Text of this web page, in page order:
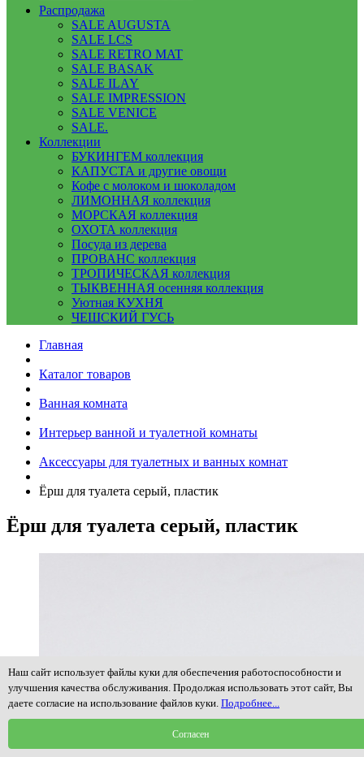
Распродажа
SALE AUGUSTA
SALE LCS
SALE RETRO MAT
SALE BASAK
SALE ILAY
SALE IMPRESSION
SALE VENICE
SALE.
Коллекции
БУКИНГЕМ коллекция
КАПУСТА и другие овощи
Кофе с молоком и шоколадом
ЛИМОННАЯ коллекция
МОРСКАЯ коллекция
ОХОТА коллекция
Посуда из дерева
ПРОВАНС коллекция
ТРОПИЧЕСКАЯ коллекция
ТЫКВЕННАЯ осенняя коллекция
Уютная КУХНЯ
ЧЕШСКИЙ ГУСЬ
Главная
Каталог товаров
Ванная комната
Интерьер ванной и туалетной комнаты
Аксессуары для туалетных и ванных комнат
Ёрш для туалета серый, пластик
Ёрш для туалета серый, пластик
Наш сайт использует файлы куки для обеспечения работоспособности и
улучшения качества обслуживания. Продолжая использовать этот сайт, Вы
даете согласие на использование файлов куки. Подробнее...
Согласен